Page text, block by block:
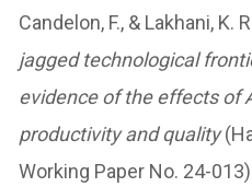
Candelon, F., & Lakhani, K.
jagged technological
evidence of the effects of
productivity and quality
Working Paper No. 24-